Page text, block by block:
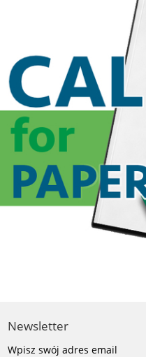
Newsletter
Wpisz swój adres email